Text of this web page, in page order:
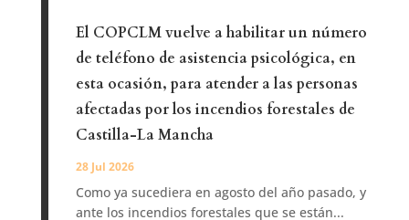
El COPCLM vuelve a habilitar un número
de teléfono de asistencia psicológica, en
esta ocasión, para atender a las personas
afectadas por los incendios forestales de
Castilla-La Mancha
28 Jul 2026
Como ya sucediera en agosto del año pasado, y
ante los incendios forestales que se están...